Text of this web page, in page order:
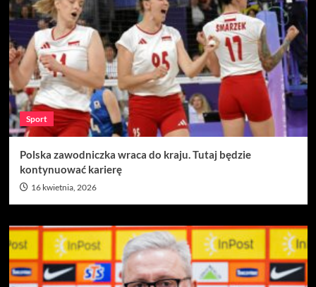
Sport
Polska zawodniczka wraca do kraju. Tutaj będzie
kontynuować karierę
16 kwietnia, 2026